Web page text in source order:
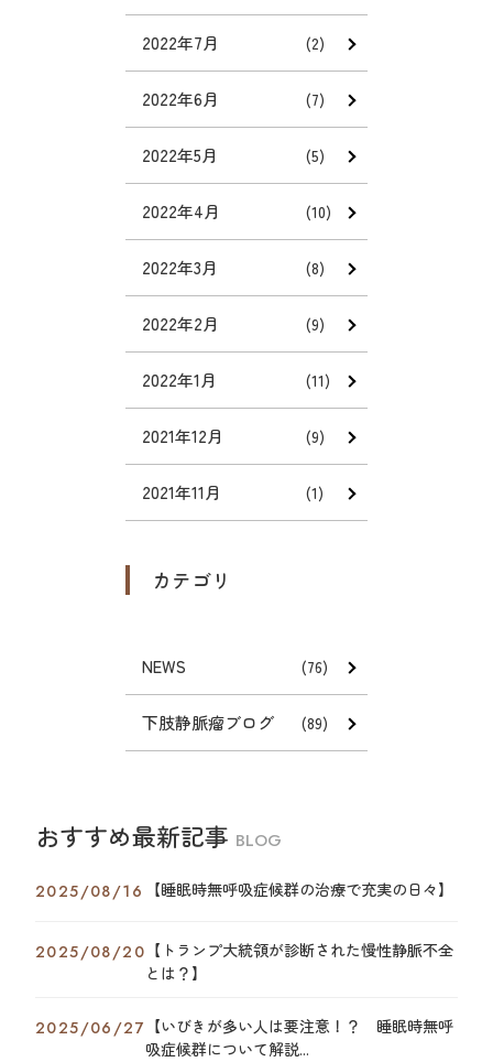
2022年7月 (2)
2022年6月 (7)
2022年5月 (5)
2022年4月 (10)
2022年3月 (8)
2022年2月 (9)
2022年1月 (11)
2021年12月 (9)
2021年11月 (1)
カテゴリ
NEWS (76)
下肢静脈瘤ブログ (89)
おすすめ最新記事 BLOG
2025/08/16 【睡眠時無呼吸症候群の治療で充実の日々】
2025/08/20 【トランプ大統領が診断された慢性静脈不全
とは？】
2025/06/27 【いびきが多い人は要注意！？ 睡眠時無呼
吸症候群について解説...